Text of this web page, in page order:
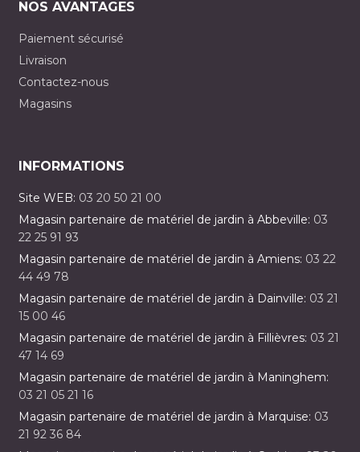
NOS AVANTAGES
Paiement sécurisé
Livraison
Contactez-nous
Magasins
INFORMATIONS
Site WEB: 03 20 50 21 00
Magasin partenaire de matériel de jardin à Abbeville: 03
22 25 91 93
Magasin partenaire de matériel de jardin à Amiens: 03 22
44 49 78
Magasin partenaire de matériel de jardin à Dainville: 03 21
15 00 46
Magasin partenaire de matériel de jardin à Fillièvres: 03 21
47 14 69
Magasin partenaire de matériel de jardin à Maninghem:
03 21 05 21 16
Magasin partenaire de matériel de jardin à Marquise: 03
21 92 36 84